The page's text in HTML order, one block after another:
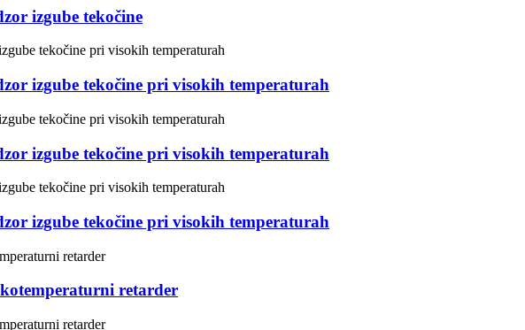
izgube tekočine
izgube tekočine pri visokih temperaturah
izgube tekočine pri visokih temperaturah
izgube tekočine pri visokih temperaturah
retarder